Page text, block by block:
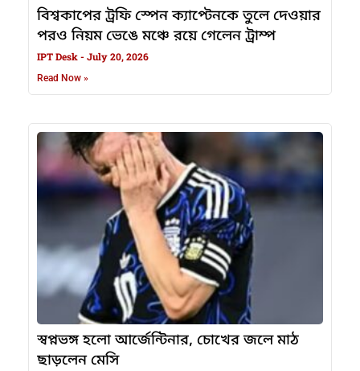
বিশ্বকাপের ট্রফি স্পেন ক্যাপ্টেনকে তুলে দেওয়ার
পরও নিয়ম ভেঙে মঞ্চে রয়ে গেলেন ট্রাম্প
IPT Desk July 20, 2026
Read Now »
স্বপ্নভঙ্গ হলো আর্জেন্টিনার, চোখের জলে মাঠ
ছাড়লেন মেসি